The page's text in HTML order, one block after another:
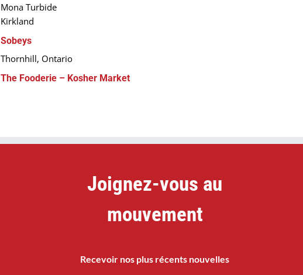
Mona Turbide
Kirkland
Sobeys
Thornhill, Ontario
The Fooderie – Kosher Market
Joignez-vous au
mouvement
Recevoir nos plus récents nouvelles